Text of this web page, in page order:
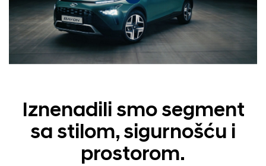
Iznenadili smo segment
sa stilom, sigurnošću i
prostorom.